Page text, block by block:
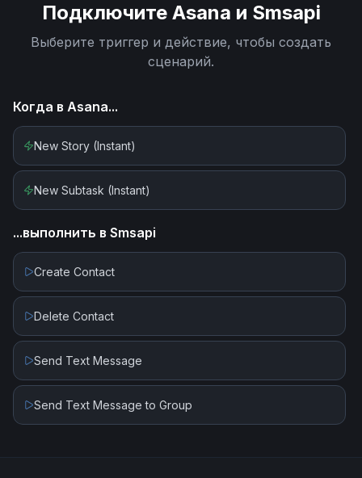
Подключите Asana и Smsapi
Выберите триггер и действие, чтобы создать
сценарий.
Когда в Asana...
New Story (Instant)
New Subtask (Instant)
...выполнить в Smsapi
Create Contact
Delete Contact
Send Text Message
Send Text Message to Group